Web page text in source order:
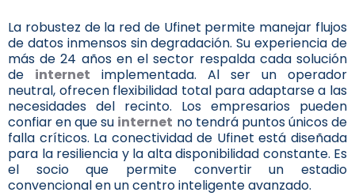
La robustez de la red de Ufinet permite manejar flujos
de datos inmensos sin degradación. Su experiencia de
más de 24 años en el sector respalda cada solución
de internet implementada. Al ser un operador
neutral, ofrecen flexibilidad total para adaptarse a las
necesidades del recinto. Los empresarios pueden
confiar en que su internet no tendrá puntos únicos de
falla críticos. La conectividad de Ufinet está diseñada
para la resiliencia y la alta disponibilidad constante. Es
el socio que permite convertir un estadio
convencional en un centro inteligente avanzado.